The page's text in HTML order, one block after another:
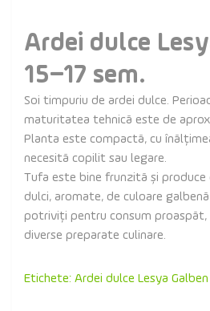
Ardei dulce
15–17 sem.
Soi timpuriu de ardei dulce.
maturitatea tehnică este de
Planta este compactă, cu
necesită copilit sau legare.
Tufa este bine frunzită și
dulci, aromate, de culoare
potriviți pentru consum proaspăt,
diverse preparate culinare.
Etichete: Ardei dulce Lesya Galben